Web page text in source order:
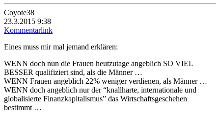
Coyote38
23.3.2015 9:38
Kommentarlink
Eines muss mir mal jemand erklären:
WENN doch nun die Frauen heutzutage angeblich SO VIEL
BESSER qualifiziert sind, als die Männer …
WENN Frauen angeblich 22% weniger verdienen, als Männer …
WENN doch angeblich nur der “knallharte, internationale und
globalisierte Finanzkapitalismus” das Wirtschaftsgeschehen
bestimmt …